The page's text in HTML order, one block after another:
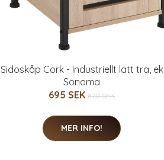
Sidoskåp Cork - Industriellt lätt trä, ek
Sonoma
695 SEK 870 SEK
MER INFO!